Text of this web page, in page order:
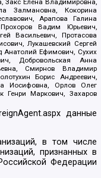
Залмановна, Кокорина
Арапова Галина
Вадим Юрьевич,
Васильевич, Протасова
Лукашевский Сергей
Ефимович, Сухих
Добровольская Анна
Смирнов Владимир
Борис Андреевич,
Иосифовна, Орлов Олег
Генри Маркович, Захаров
данные
в том числе
признанных в
Федерации